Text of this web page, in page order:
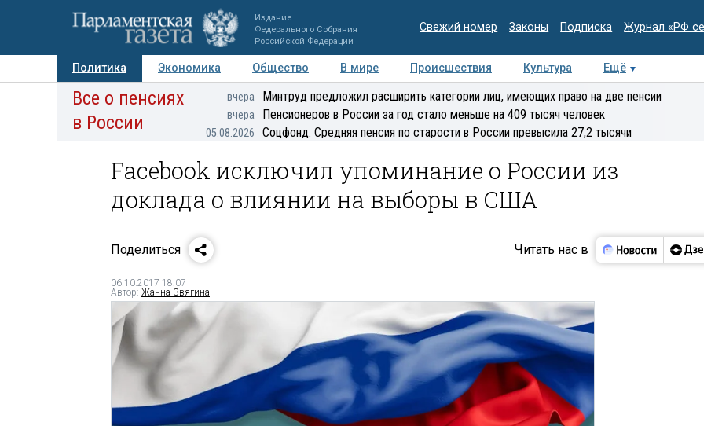
Издание
Федерального Собрания
Российской Федерации
Свежий номер Законы Подписка Журнал «РФ
Политика Экономика Общество В мире Происшествия Культура
Ещё
Авторы Персоны Мнения Регионы Медиацентр Интервью Колумнисты
Все о пенсиях
в России
вчера Минтруд предложил расширить категории лиц, имеющих право на две пенсии
вчера Пенсионеров в России за год стало меньше на 409 тысяч человек
05.08.2026 Соцфонд: Средняя пенсия по старости в России превысила 27,2 тысячи
Facebook исключил упоминание о России из
доклада о влиянии на выборы в США
Поделиться Читать нас в
06.10.2017 18:07
Автор: Жанна Звягина